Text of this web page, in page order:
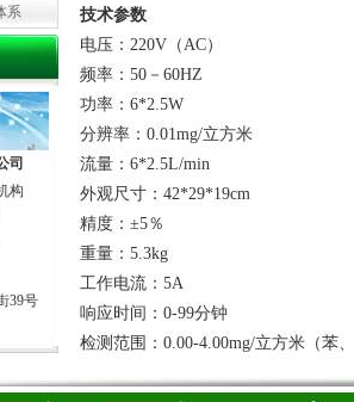
系
司
构
39号
技术参数
电压：220V（AC）
频率：50－60HZ
功率：6*2.5W
分辨率：0.01mg/立方米
流量：6*2.5L/min
外观尺寸：42*29*19cm
精度：±5％
重量：5.3kg
工作电流：5A
响应时间：0-99分钟
检测范围：0.00-4.00mg/立方米（苯